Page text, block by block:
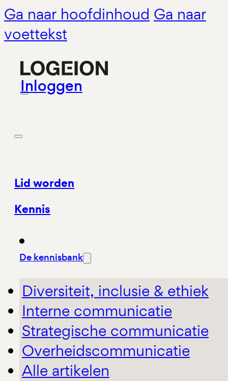
Ga naar hoofdinhoud Ga naar
voettekst
Inloggen
Lid worden
Kennis
De kennisbank
Diversiteit, inclusie & ethiek
Interne communicatie
Strategische communicatie
Overheidscommunicatie
Alle artikelen